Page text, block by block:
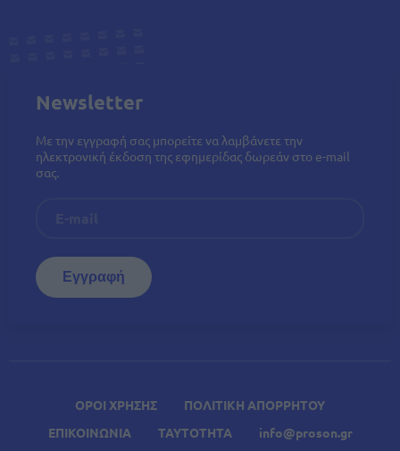
ΟΡΟΙ ΧΡΗΣΗΣ
ΠΟΛΙΤΙΚΗ ΑΠΟΡΡΗΤΟΥ
ΕΠΙΚΟΙΝΩΝΙΑ
ΤΑΥΤΟΤΗΤΑ info@proson.gr
Newsletter
Με την εγγραφή σας μπορείτε να λαμβάνετε την
ηλεκτρονική έκδοση της εφημερίδας δωρεάν στο e-mail
σας.